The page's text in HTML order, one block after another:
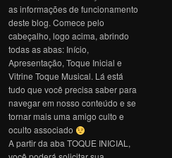
as informações de funcionamento
deste blog. Comece pelo
cabeçalho, logo acima, abrindo
todas as abas: Início,
Apresentação, Toque Inicial e
Vitrine Toque Musical. Lá está
tudo que você precisa saber para
navegar em nosso conteúdo e se
tornar mais uma amigo culto e
oculto associado
A partir da aba TOQUE INICIAL,